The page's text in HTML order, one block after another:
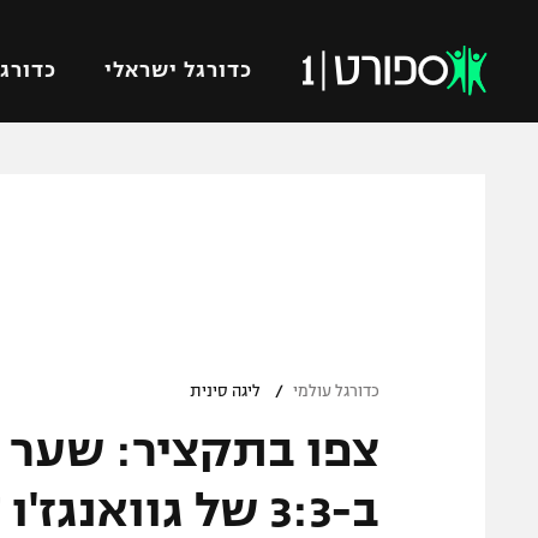
כדורגל ישראלי
ברחבה
"מעל הליגה" – פודקאסט
"מחצית בשכונה" – פודקאסט
מכבי
בית"ר
כדורגל עולמי / ליגה סינית
צפו בתקציר: שער
ב-3:3 של גוואנגז'ו RF